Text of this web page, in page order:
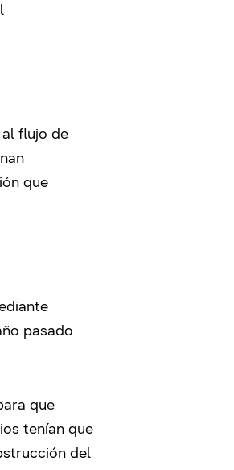
flujo de
que
pasado
que
tenían que
del